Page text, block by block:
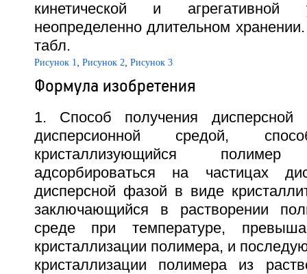
кинетической и агрегативной
неопределенно длительном
табл.
Рисунок 1 Рисунок 2 Рисунок 3
Формула изобретения
1. Способ получения
дисперсионной средой,
кристаллизующийся
адсорбироваться на частицах
дисперсной фазой в виде
заключающийся в растворении
среде при температуре,
кристаллизации полимера, и
кристаллизации полимера из